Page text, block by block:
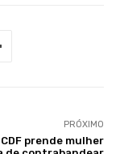
PRÓXIMO
prende mulher